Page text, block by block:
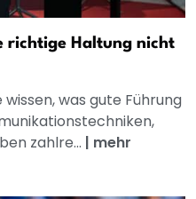
richtige Haltung nicht
was gute Führung
zahlre... | mehr